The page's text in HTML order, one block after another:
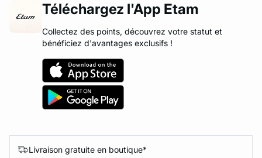
Téléchargez l'App Etam
Collectez des points, découvrez votre statut et
bénéficiez d'avantages exclusifs !
Livraison gratuite en boutique*